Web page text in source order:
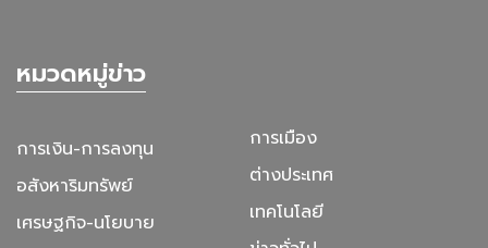
หมวดหมู่ข่าว
การเงิน-การลงทุน
อสังหาริมทรัพย์
เศรษฐกิจ-นโยบาย
การเมือง
ต่างประเทศ
เทคโนโลยี